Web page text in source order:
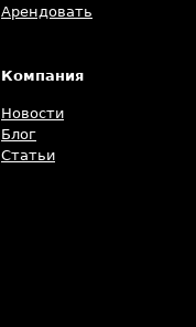
Арендовать
Компания
Новости
Блог
Статьи